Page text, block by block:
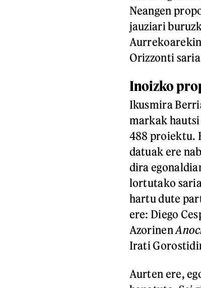
Neangen
jauziari
Orizzonti
Inoizko
Ikusmira
markak
488 proiektu.
datuak ere
dira
lortutako
hartu dute
ere: Diego
Azorinen
Irati
Aurten ere,